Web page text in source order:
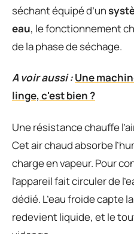
séchant équipé d’un
eau, le fonctionnement
de la phase de séchage.
A voir aussi :Une
linge, c'est bien ?
Une résistance chauffe
Cet air chaud absorbe
charge en vapeur. Pour
l’appareil fait circuler de
dédié. L’eau froide capte
redevient liquide, et le